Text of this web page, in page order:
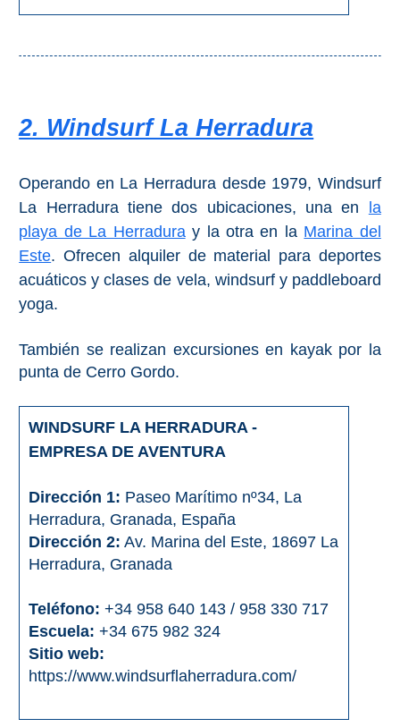
2. Windsurf La Herradura
Operando en La Herradura desde 1979, Windsurf
La Herradura tiene dos ubicaciones, una en
la
playa de La Herraduray la otra en la Marina del
Este. Ofrecen alquiler de material para deportes
acuáticos y clases de vela, windsurf y paddleboard
yoga.
También se realizan excursiones en kayak por la
punta de Cerro Gordo.
WINDSURF LA HERRADURA -
EMPRESA DE AVENTURA
Dirección 1: Paseo Marítimo nº34, La
Herradura, Granada, España
Dirección 2: Av. Marina del Este, 18697 La
Herradura, Granada
Teléfono: +34 958 640 143 / 958 330 717
Escuela: +34 675 982 324
Sitio web:
https://www.windsurflaherradura.com/